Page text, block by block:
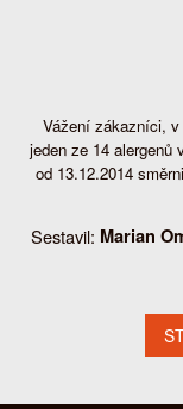
Vážení zákazníci,
jeden ze 14 alergenů
od 13.12.2014
Sestavil: Marian